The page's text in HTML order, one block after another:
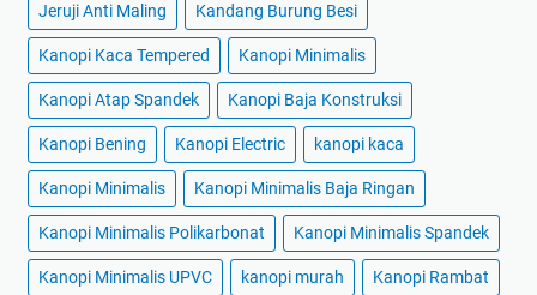
Jeruji Anti Maling Kandang Burung Besi
Kanopi Kaca Tempered Kanopi Minimalis
Kanopi Atap Spandek Kanopi Baja Konstruksi
Kanopi Bening Kanopi Electric kanopi kaca
Kanopi Minimalis Kanopi Minimalis Baja Ringan
Kanopi Minimalis Polikarbonat Kanopi Minimalis Spandek
Kanopi Minimalis UPVC kanopi murah Kanopi Rambat